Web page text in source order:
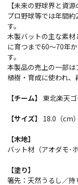
【未来の野球界と資
プロ野球等では年間
す。
木製バットの主な素
に育つまで60～70年
す。
本製品の売上の一部
植樹・育成に使われ、
【チーム】 東北楽天
【サイズ】 18.0（cm）
【木地】
バット材（アオダモ･
【塗り】
箸先：天然うるし／